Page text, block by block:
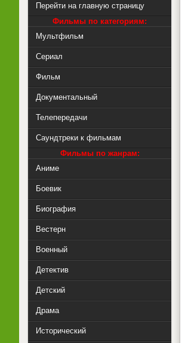
Перейти на главную страницу
Фильмы по категориям:
Мультфильм
Сериал
Фильм
Документальный
Телепередачи
Саундтреки к фильмам
Фильмы по жанрам:
Аниме
Боевик
Биография
Вестерн
Военный
Детектив
Детский
Драма
Исторический